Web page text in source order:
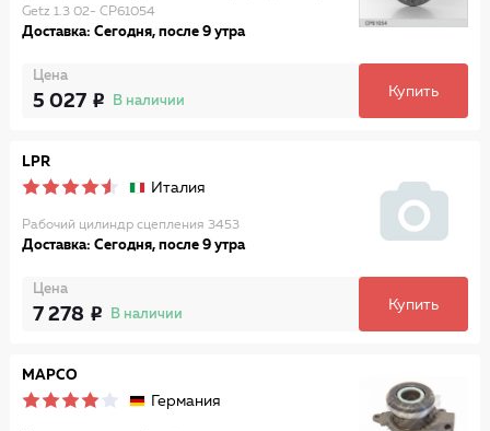
Getz 1.3 02- CP61054
Доставка: Сегодня, после 9 утра
Цена
5 027 В наличии
Купить
LPR
Италия
Рабочий цилиндр сцепления 3453
Доставка: Сегодня, после 9 утра
Цена
7 278 В наличии
Купить
MAPCO
Германия